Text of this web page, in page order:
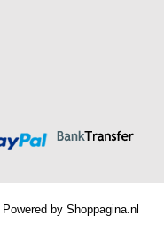
by Shoppagina.nl